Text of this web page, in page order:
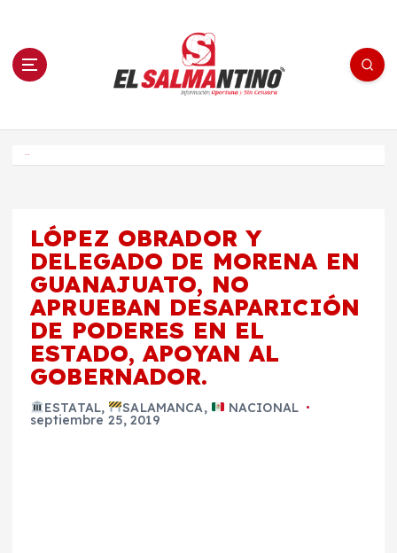
n El Salmantino - medios/noticias/editorial
LÓPEZ OBRADOR Y
DELEGADO DE MORENA EN
GUANAJUATO, NO
APRUEBAN DESAPARICIÓN
DE PODERES EN EL
ESTADO, APOYAN AL
GOBERNADOR.
ESTATAL, SALAMANCA, NACIONAL
septiembre 25, 2019